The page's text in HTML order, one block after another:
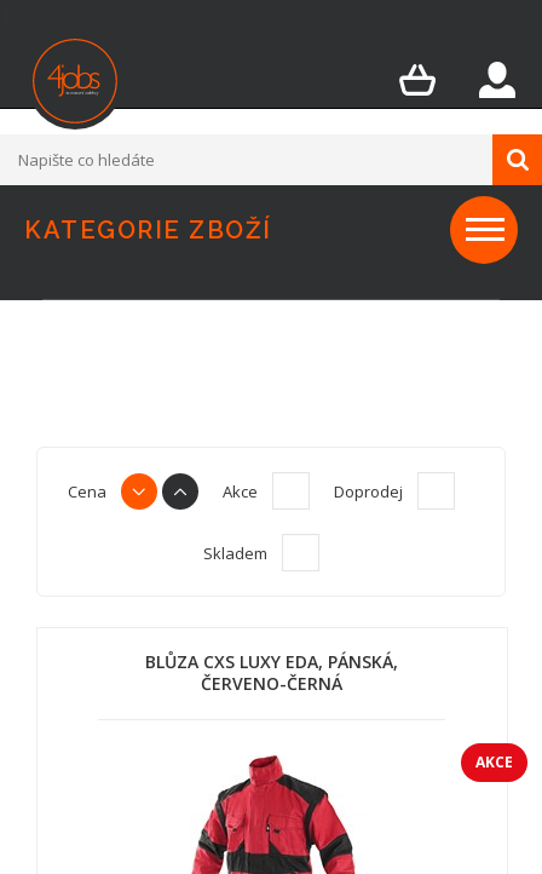
KATEGORIE ZBOŽÍ
Cena Akce Doprodej
Skladem
AKCE
BLŮZA CXS LUXY EDA, PÁNSKÁ,
ČERVENO-ČERNÁ